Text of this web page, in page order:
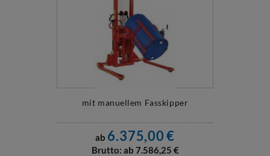
mit manuellem Fasskipper
ab 6.375,00€
Brutto: ab 7.586,25 €